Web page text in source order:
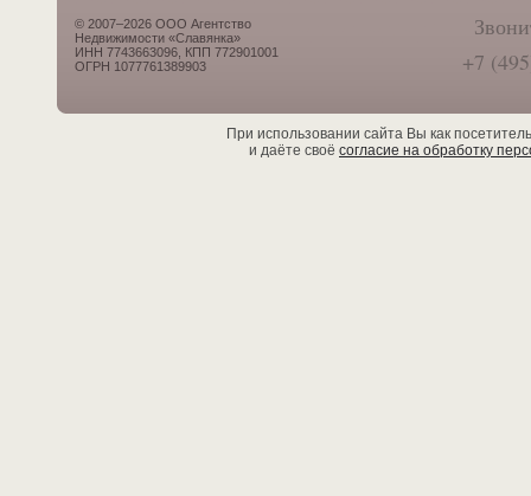
© 2007–2026 ООО Агентство
Недвижимости «Славянка»
ИНН 7743663096, КПП 772901001
ОГРН 1077761389903
+7
При использовании сайта Вы как
и даёте своё согласие на обработку